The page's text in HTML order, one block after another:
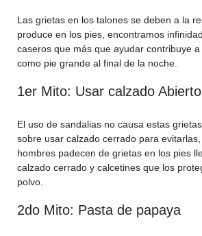
Las grietas en los talones se deben a la
produce en los pies, encontramos
caseros que más que ayudar contribuye
como pie grande al final de la noche.
1er Mito: Usar calzado Abierto
El uso de sandalias no causa estas
sobre usar calzado cerrado para
hombres padecen de grietas en los pies
calzado cerrado y calcetines que los
polvo.
2do Mito: Pasta de papaya